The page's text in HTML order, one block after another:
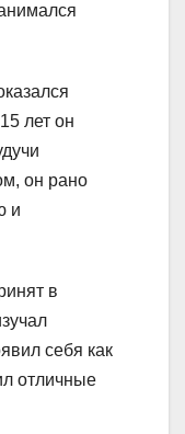
лет он
он рано
и
в
себя как
отличные